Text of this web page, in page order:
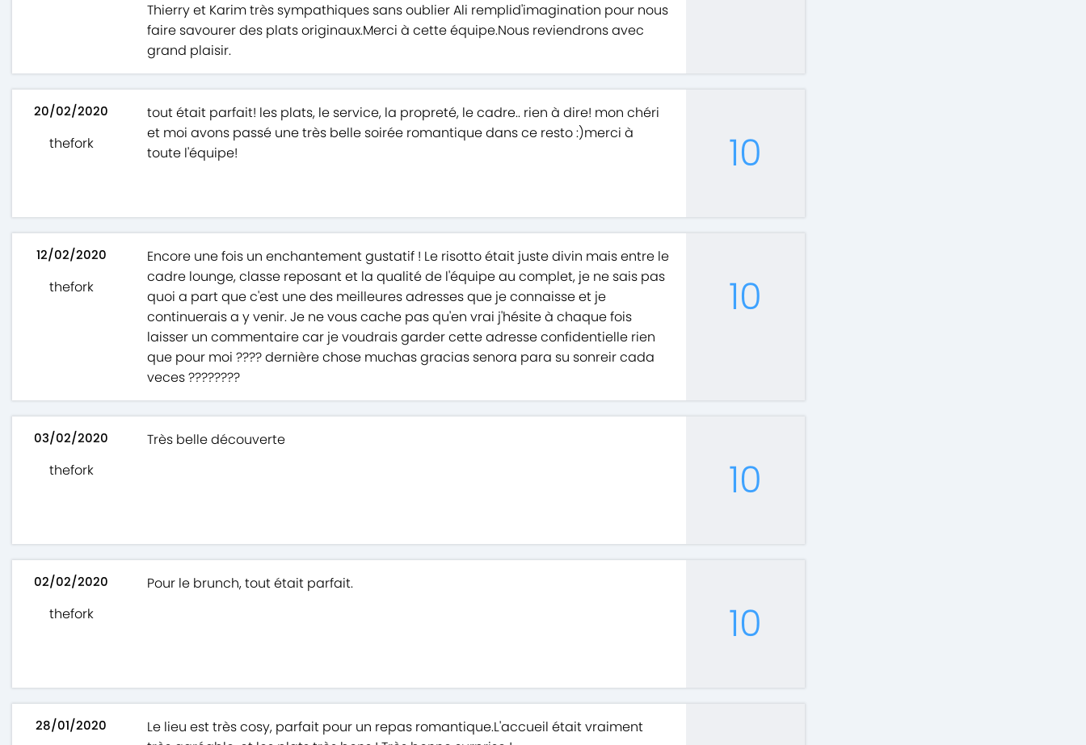
Thierry et Karim très sympathiques sans oublier Ali remplid'imagination pour nous
faire savourer des plats originaux.Merci à cette équipe.Nous reviendrons avec
grand plaisir.
20/02/2020
thefork
tout était parfait! les plats, le service, la propreté, le cadre.. rien à dire! mon chéri
et moi avons passé une très belle soirée romantique dans ce resto :)merci à
toute l'équipe!
10
12/02/2020
thefork
Encore une fois un enchantement gustatif ! Le risotto était juste divin mais entre le
cadre lounge, classe reposant et la qualité de l'équipe au complet, je ne sais pas
quoi a part que c'est une des meilleures adresses que je connaisse et je
continuerais a y venir. Je ne vous cache pas qu'en vrai j'hésite à chaque fois
laisser un commentaire car je voudrais garder cette adresse confidentielle rien
que pour moi ???? dernière chose muchas gracias senora para su sonreir cada
veces ????????
10
03/02/2020
thefork
Très belle découverte
10
02/02/2020
thefork
Pour le brunch, tout était parfait.
10
28/01/2020
Le lieu est très cosy, parfait pour un repas romantique.L'accueil était vraiment